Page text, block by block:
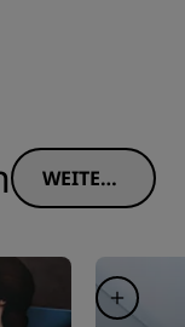
WEITERE
INFORM